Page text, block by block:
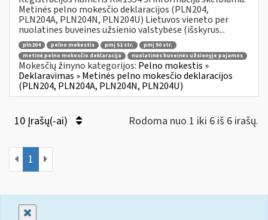
Metinės pelno mokesčio deklaracijos (PLN204,
PLN204A, PLN204N, PLN204U) Lietuvos vieneto per
nuolatines buveines užsienio valstybėse (išskyrus...
pln204 pelno mokestis pmį 51 str.
pmį 50 str.
metinė pelno mokesčio deklaracija
nuolatinės buveinės užsienyje pajamos
Mokesčių žinyno kategorijos: Pelno mokestis »
Deklaravimas » Metinės pelno mokesčio deklaracijos
(PLN204, PLN204A, PLN204N, PLN204U)
10 Įrašų(-ai) Rodoma nuo 1 iki 6 iš 6 irašų.
1